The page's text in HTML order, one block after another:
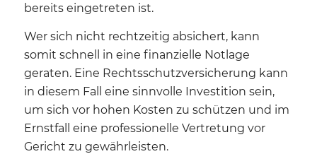
bereits eingetreten ist.
Wer sich nicht rechtzeitig absichert, kann
somit schnell in eine finanzielle Notlage
geraten. Eine Rechtsschutzversicherung kann
in diesem Fall eine sinnvolle Investition sein,
um sich vor hohen Kosten zu schützen und im
Ernstfall eine professionelle Vertretung vor
Gericht zu gewährleisten.